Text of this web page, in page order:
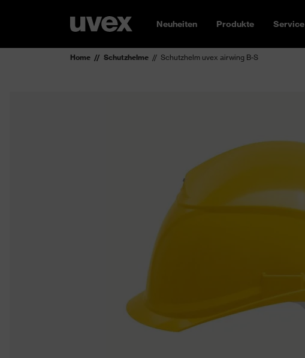
Neuheiten Produkte Service
Home Schutzhelme Schutzhelm uvex airwing B-S